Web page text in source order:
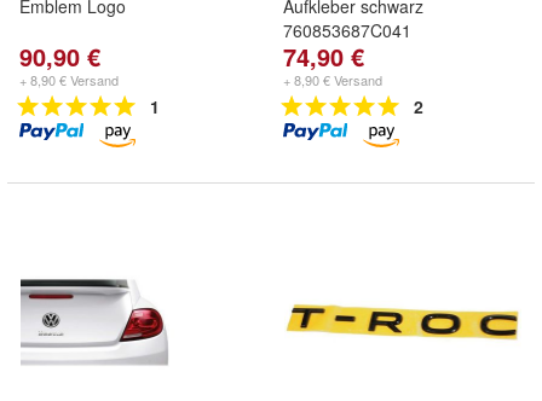
Emblem Logo
90,90 €
+ 8,90 € Versand
1
Aufkleber schwarz
760853687C041
74,90 €
+ 8,90 € Versand
2